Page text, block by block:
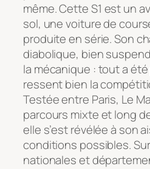
même. Cette S1 est un
sol, une voiture de
produite en série. Son
diabolique, bien
la mécanique : tout a
ressent bien la
Testée entre Paris, Le
parcours mixte et long
elle s’est révélée à son
conditions possibles.
nationales et